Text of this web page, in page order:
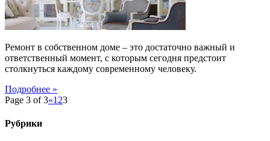
Ремонт в собственном доме – это достаточно важный и
ответственный момент, с которым сегодня предстоит
столкнуться каждому современному человеку.
Подробнее »
Page 3 of 3«1 23
Рубрики